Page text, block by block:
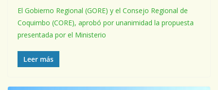
El Gobierno Regional (GORE) y el Consejo Regional de
Coquimbo (CORE), aprobó por unanimidad la propuesta
presentada por el Ministerio
Leer más